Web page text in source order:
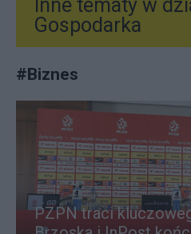
Inne tematy w
Gospodarka
#Biznes
PZPN traci